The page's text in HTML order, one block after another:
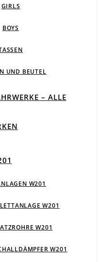
GIRLS
BOYS
UND BEUTEL
– ALLE
W201
W201
W201
W201